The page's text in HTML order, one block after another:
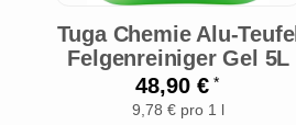
Tuga Chemie Alu-Teufel
Felgenreiniger Gel 5L
48,90 €*
9,78 € pro 1 l